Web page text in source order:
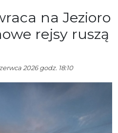
na Jezioro
rejsy ruszą
2026 godz. 18:10